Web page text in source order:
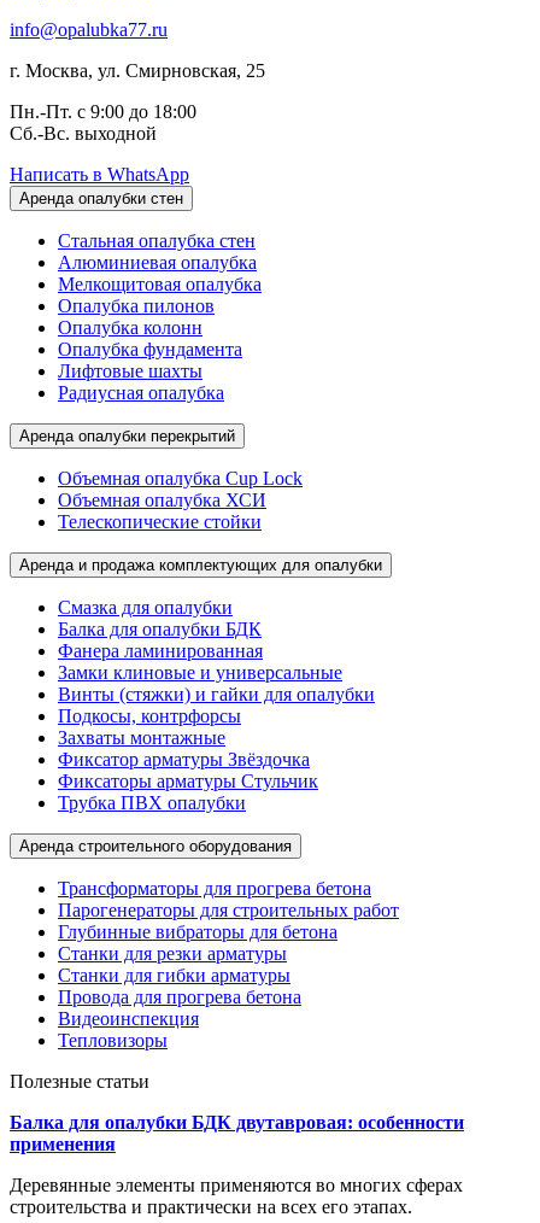
info@opalubka77.ru
г. Москва, ул. Смирновская, 25
Пн.-Пт. с 9:00 до 18:00
Сб.-Вс. выходной
Написать в WhatsApp
Аренда опалубки стен
Стальная опалубка стен
Алюминиевая опалубка
Мелкощитовая опалубка
Опалубка пилонов
Опалубка колонн
Опалубка фундамента
Лифтовые шахты
Радиусная опалубка
Аренда опалубки перекрытий
Объемная опалубка Cup Lock
Объемная опалубка ХСИ
Телескопические стойки
Аренда и продажа комплектующих для опалубки
Смазка для опалубки
Балка для опалубки БДК
Фанера ламинированная
Замки клиновые и универсальные
Винты (стяжки) и гайки для опалубки
Подкосы, контрфорсы
Захваты монтажные
Фиксатор арматуры Звёздочка
Фиксаторы арматуры Стульчик
Трубка ПВХ опалубки
Аренда строительного оборудования
Трансформаторы для прогрева бетона
Парогенераторы для строительных работ
Глубинные вибраторы для бетона
Станки для резки арматуры
Станки для гибки арматуры
Провода для прогрева бетона
Видеоинспекция
Тепловизоры
Полезные статьи
Балка для опалубки БДК двутавровая: особенности
применения
Деревянные элементы применяются во многих сферах
строительства и практически на всех его этапах.